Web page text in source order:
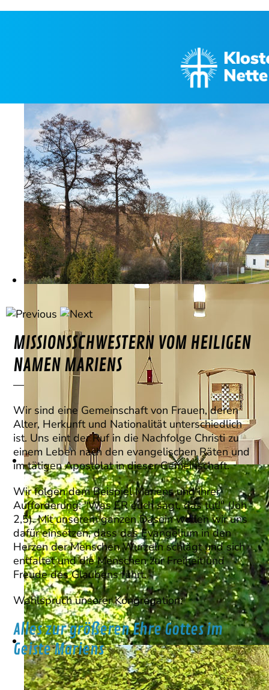
MISSIONSSCHWESTERN VOM HEILIGEN
NAMEN MARIENS
Wir sind eine Gemeinschaft von Frauen, deren
Alter, Herkunft und Nationalität unterschiedlich
ist. Uns eint der Ruf in die Nachfolge Christi zu
einem Leben nach den evangelischen Räten und
im tätigen Apostolat in dieser Gemeinschaft.
Wir folgen dem Beispiel Mariens und ihrer
Aufforderung: "Was ER euch sagt, das tut!" (Joh
2,5). Mit unserem ganzen Dasein wollen wir uns
dafür einsetzen, dass das Evangelium in den
Herzen der Menschen Wurzeln schlägt und sich
entfaltet und die Menschen zur Freiheit und
Freude des Glaubens führt.
Wahlspruch unserer Kongregation:
Alles zur größeren Ehre Gottes im
Geiste Mariens